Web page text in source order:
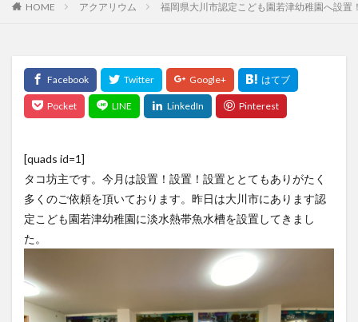
HOME アクアリウム 福岡県大川市認定こども園若津幼稚園へ設置
[quads id=1]
タコ坊主です。今月は設置！設置！設置ととてもありがたく
多くのご依頼を頂いております。昨日は大川市にあります認
定こども園若津幼稚園に淡水熱帯魚水槽を設置してきまし
た。